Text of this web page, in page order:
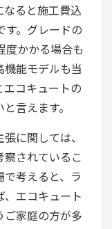
ると施工費込
す。グレードの
度かかる場合も
能モデルも当
コキュートの
言えます。
に関しては、
されているこ
考えると、ラ
エコキュート
ご家庭の方が多